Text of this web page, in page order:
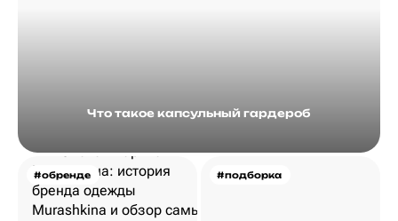
Что такое капсульный гардероб
#обренде #подборка